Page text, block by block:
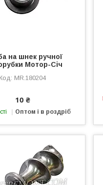
на шнек ручної
Мотор-Січ
MR.180204
10 ₴
Оптом і в роздріб